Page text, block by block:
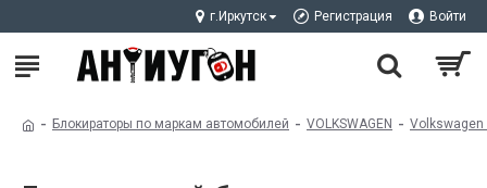
г.Иркутск Регистрация Войти
Блокираторы по маркам автомобилей VOLKSWAGEN Volkswagen